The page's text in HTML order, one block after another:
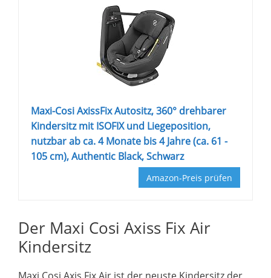
Maxi-Cosi AxissFix Autositz, 360° drehbarer
Kindersitz mit ISOFIX und Liegeposition,
nutzbar ab ca. 4 Monate bis 4 Jahre (ca. 61 -
105 cm), Authentic Black, Schwarz
Amazon-Preis prüfen
Der Maxi Cosi Axiss Fix Air
Kindersitz